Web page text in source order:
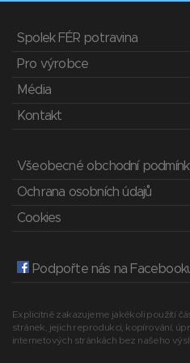
Spolek FÉR potravina
Pro výrobce
Média
Kontakt
Všeobecné obchodní
Ochrana osobních údajů
Cookies
Podpořte nás na
Explicitně zakazujeme jakékoli použití
stránek, jejich reprodukci, kopírování,
internetových stránkách bez našeho